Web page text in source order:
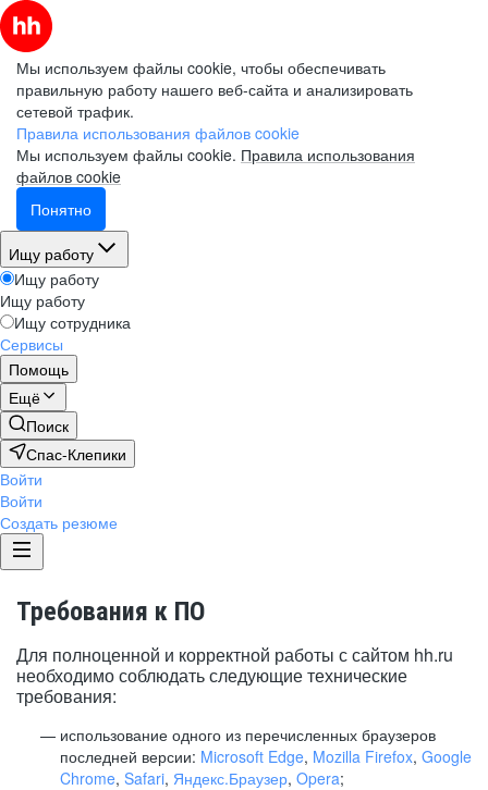
Мы используем файлы cookie, чтобы обеспечивать
правильную работу нашего веб-сайта и анализировать
сетевой трафик.
Правила использования файлов cookie
Мы используем файлы cookie. Правила использования
файлов cookie
Понятно
Ищу работу
Ищу работу
Ищу работу
Ищу сотрудника
Сервисы
Помощь
Ещё
Поиск
Спас-Клепики
Войти
Войти
Создать резюме
Требования к ПО
Для полноценной и корректной работы с сайтом hh.ru
необходимо соблюдать следующие технические
требования:
использование одного из перечисленных браузеров
последней версии: Microsoft Edge, Mozilla Firefox, Google
Chrome, Safari, Яндекс.Браузер, Opera;